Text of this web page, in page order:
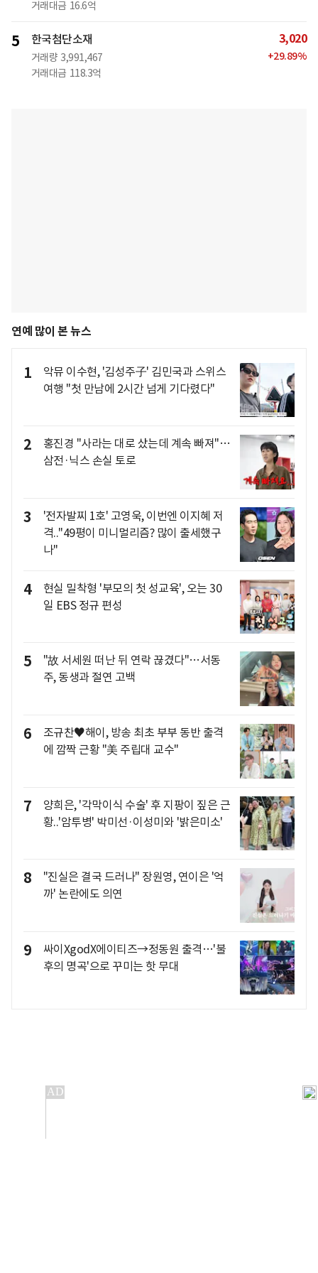
거래대금 16.6억
5 한국첨단소재
거래량 3,991,467
거래대금 118.3억
3,020
+29.89%
연예 많이 본 뉴스
1
악뮤 이수현, '김성주子' 김민국과 스위스
여행 "첫 만남에 2시간 넘게 기다렸다"
2
홍진경 "사라는 대로 샀는데 계속 빠져"…
삼전·닉스 손실 토로
3
'전자발찌 1호' 고영욱, 이번엔 이지혜 저
격.."49평이 미니멀리즘? 많이 출세했구
나"
4
현실 밀착형 '부모의 첫 성교육', 오는 30
일 EBS 정규 편성
5
"故 서세원 떠난 뒤 연락 끊겼다"…서동
주, 동생과 절연 고백
6
조규찬♥해이, 방송 최초 부부 동반 출격
에 깜짝 근황 "美 주립대 교수"
7
양희은, '각막이식 수술' 후 지팡이 짚은 근
황..'암투병' 박미선·이성미와 '밝은미소'
8
"진실은 결국 드러나" 장원영, 연이은 '억
까' 논란에도 의연
9
싸이XgodX에이티즈→정동원 출격…'불
후의 명곡'으로 꾸미는 핫 무대